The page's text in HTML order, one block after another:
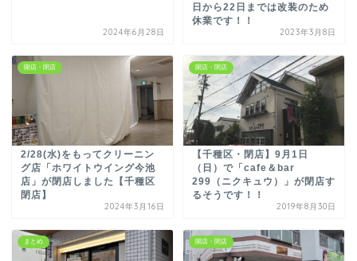
2024年6月28日
日から22日までは改装のため
休業です！！
2023年3月8日
開店・閉店
2/28(水)をもってクリーニン
グ店「ホワイトウイング今池
店」が閉店しました【千種区
閉店】
2024年3月16日
開店・閉店
【千種区・閉店】9月1日
（日）で「cafe＆bar
299（ニクキュウ）」が閉店す
るそうです！！
2019年8月30日
まとめ 開店・閉店